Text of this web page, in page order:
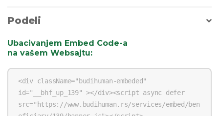
Podeli
Ubacivanjem Embed Code-a
na vašem Websajtu: